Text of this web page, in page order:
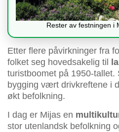
Rester av festningen i
Etter flere påvirkninger fra
folket seg hovedsakelig til
turistboomet på 1950-tallet.
bygging vært drivkreftene i
økt befolkning.
I dag er Mijas en
stor utenlandsk befolkning